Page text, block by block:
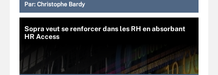
Par: Christophe Bardy
Sopra veut se renforcer dans les RH en absorbant
HR Access